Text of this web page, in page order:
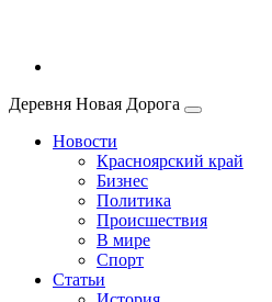
Деревня Новая Дорога
Новости
Красноярский край
Бизнес
Политика
Происшествия
В мире
Спорт
Статьи